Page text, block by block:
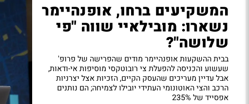
המשקיעים ברחו, אופנהיימר
נשארו: מובילאיי שווה "פי
שלושה"?
בבית ההשקעות אופנהיימר מודים שהפרישה של פרופ'
שעשוע והכניסה להפעלת צי רובוטקסי מוסיפות אי-ודאות,
אבל עדיין מעריכים שהעסק הקיים, הזכיות אצל יצרניות
הרכב והצי האוטונומי העתידי יובילו לצמיחה; הם נותנים
אפסייד של 235%